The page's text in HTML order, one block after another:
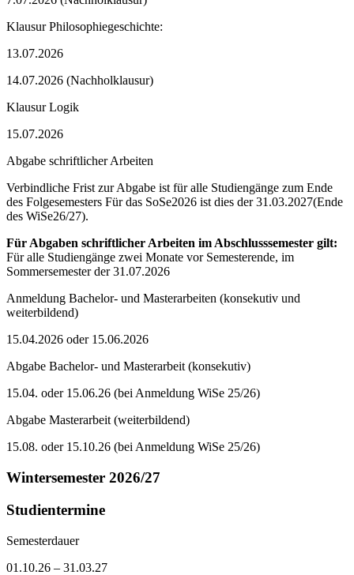
Klausur Philosophiegeschichte:
13.07.2026
14.07.2026 (Nachholklausur)
Klausur Logik
15.07.2026
Abgabe schriftlicher Arbeiten
Verbindliche Frist zur Abgabe ist für alle Studiengänge zum Ende
des Folgesemesters Für das SoSe2026 ist dies der 31.03.2027(Ende
des WiSe26/27).
Für Abgaben schriftlicher Arbeiten im Abschlusssemester gilt:
Für alle Studiengänge zwei Monate vor Semesterende, im
Sommersemester der 31.07.2026
Anmeldung Bachelor- und Masterarbeiten (konsekutiv und
weiterbildend)
15.04.2026 oder 15.06.2026
Abgabe Bachelor- und Masterarbeit (konsekutiv)
15.04. oder 15.06.26 (bei Anmeldung WiSe 25/26)
Abgabe Masterarbeit (weiterbildend)
15.08. oder 15.10.26 (bei Anmeldung WiSe 25/26)
Wintersemester 2026/27
Studientermine
Semesterdauer
01.10.26 – 31.03.27